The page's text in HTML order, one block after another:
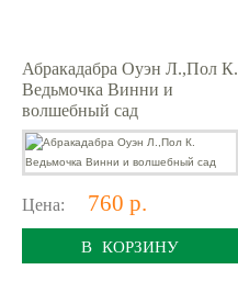
Абракадабра Оуэн Л.,Пол К.
Ведьмочка Винни и
волшебный сад
Цена: 760 р.
В КОРЗИНУ